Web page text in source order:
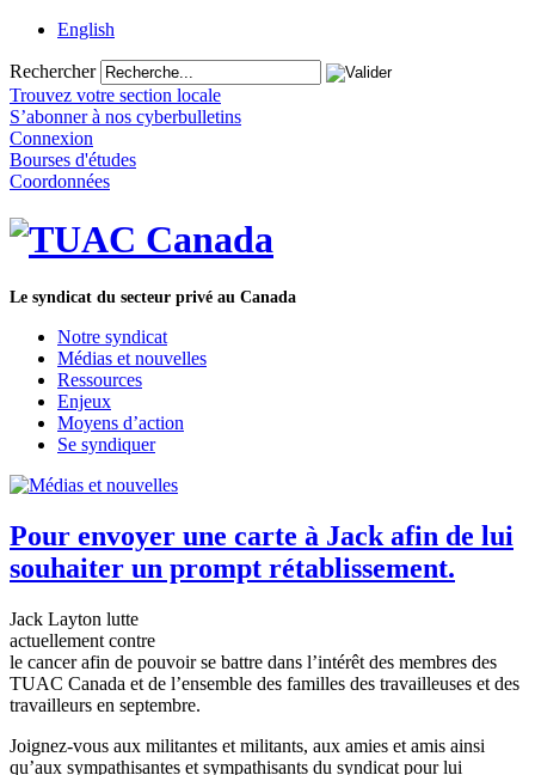
English
Rechercher
Trouvez votre section locale
S’abonner à nos cyberbulletins
Connexion
Bourses d'études
Coordonnées
Le syndicat du secteur privé au Canada
Notre syndicat
Médias et nouvelles
Ressources
Enjeux
Moyens d’action
Se syndiquer
Pour envoyer une carte à Jack afin de lui
souhaiter un prompt rétablissement.
Jack Layton lutte
actuellement contre
le cancerafin de pouvoirse battre dans l’intérêt des membres des
TUAC Canada et de l’ensemble des familles des travailleuses et des
travailleurs en septembre.
Joignez-vous aux militantes et militants, aux amies et amis ainsi
qu’aux sympathisantes et sympathisants du syndicat pourlui